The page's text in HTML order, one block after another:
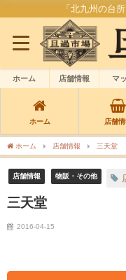
「北九州の台
ホーム 店舗情報 マ
ホーム 店舗情
ホーム 店舗情報 三天堂
店舗情報 物販・その他
三天堂
2016-04-15